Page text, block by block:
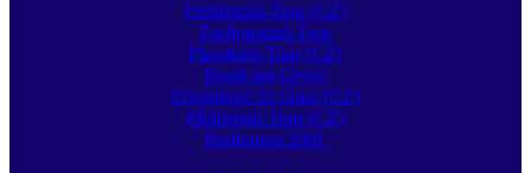
Preßnitztal-Tour (CZ)
Zschopautal-Tour
Plessberg-Tour (CZ)
Rund um Geyer
Erzgebirge 2x Quer (CZ)
Mühlental-Tour (CZ)
Radtouren 2001